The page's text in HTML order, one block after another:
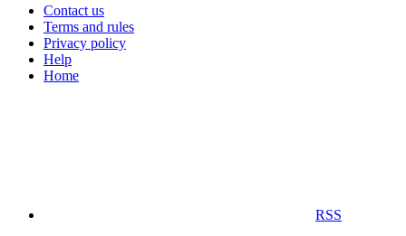
Contact us
Terms and rules
Privacy policy
Help
Home
RSS